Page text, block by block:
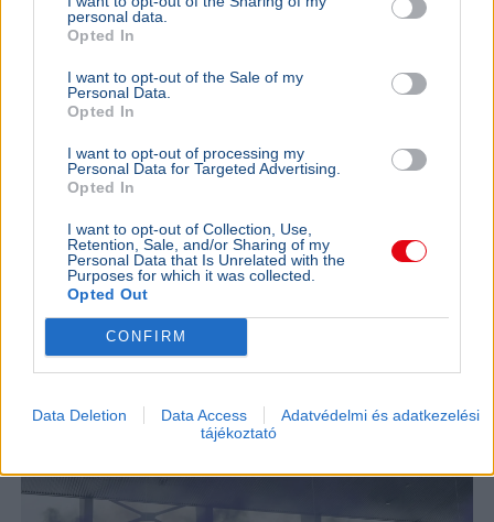
personal data.
Opted In
I want to opt-out of the Sale of my
Personal Data.
Opted In
I want to opt-out of processing my
Personal Data for Targeted Advertising.
Opted In
I want to opt-out of Collection, Use,
Retention, Sale, and/or Sharing of my
Personal Data that Is Unrelated with the
Purposes for which it was collected.
Opted Out
CONFIRM
Data Deletion Data Access
Adatvédelmi és adatkezelési
tájékoztató
Balaton
Nagy Nándor nyerte a kétszer elhalasztott 44. Lidl
Balaton-átúszást, amelyre közel 11 ezer nevezés
érkezett 60 országból.Bővebben...
SPORT 2026. augusztus 1.
Debrecen - Nem enged az MLSZ